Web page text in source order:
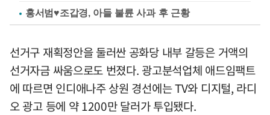
홍서범♥조갑경, 아들 불륜 사과 후 근황
선거구 재획정안을 둘러싼 공화당 내부 갈등은 거액의
선거자금 싸움으로도 번졌다. 광고분석업체 애드임팩트
에 따르면 인디애나주 상원 경선에는 TV와 디지털, 라디
오 광고 등에 약 1200만 달러가 투입됐다.